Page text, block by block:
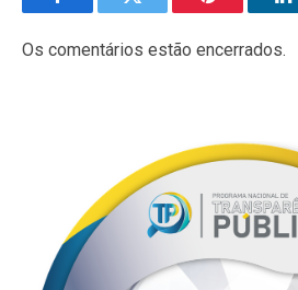
FacebookTwitter Pinterest
Os comentários estão encerrados.